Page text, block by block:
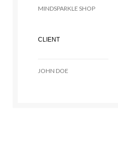
MINDSPARKLE SHOP
CLIENT
JOHN DOE